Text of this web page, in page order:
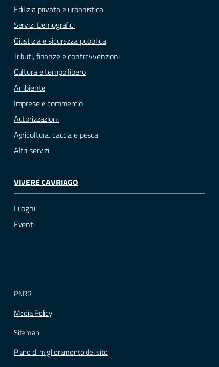
Edilizia privata e urbanistica
Servizi Demografici
Giustizia e sicurezza pubblica
Tributi, finanze e contravvenzioni
Cultura e tempo libero
Ambiente
Imprese e commercio
Autorizzazioni
Agricoltura, caccia e pesca
Altri servizi
VIVERE CAVRIAGO
Luoghi
Eventi
PNRR
Media Policy
Sitemap
Piano di miglioramento del sito